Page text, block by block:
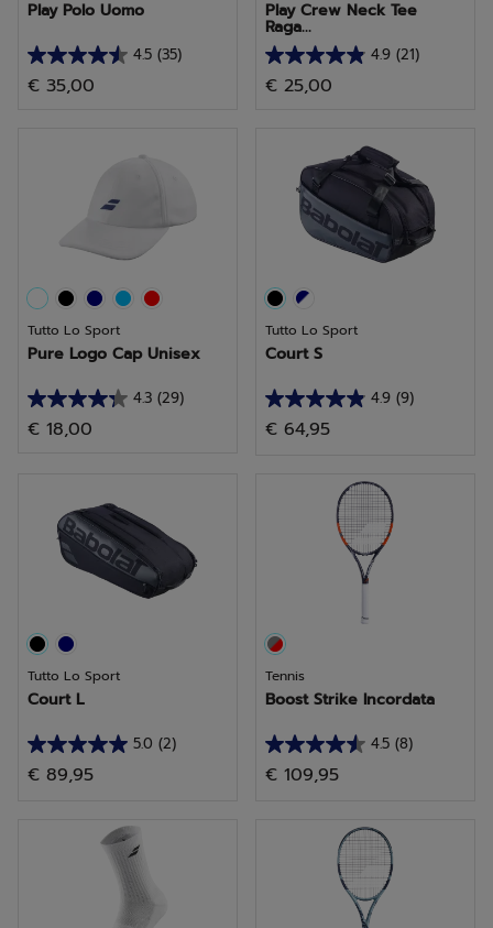
Play Polo Uomo
4.5 (35)
4.5
su
recensioni
€ 35,00
Play Crew Neck Tee
Raga...
4.9 (21)
4.9
su
recensioni
€ 25,00
Tutto Lo Sport
Pure Logo Cap Unisex
4.3 (29)
4.3
su
recensioni
€ 18,00
Tutto Lo Sport
Court S
4.9 (9)
4.9
su
recensioni
€ 64,95
Tutto Lo Sport
Court L
5.0 (2)
5.0
su
€ 89,95
Tennis
Boost Strike Incordata
4.5 (8)
4.5
su
recensioni
€ 109,95